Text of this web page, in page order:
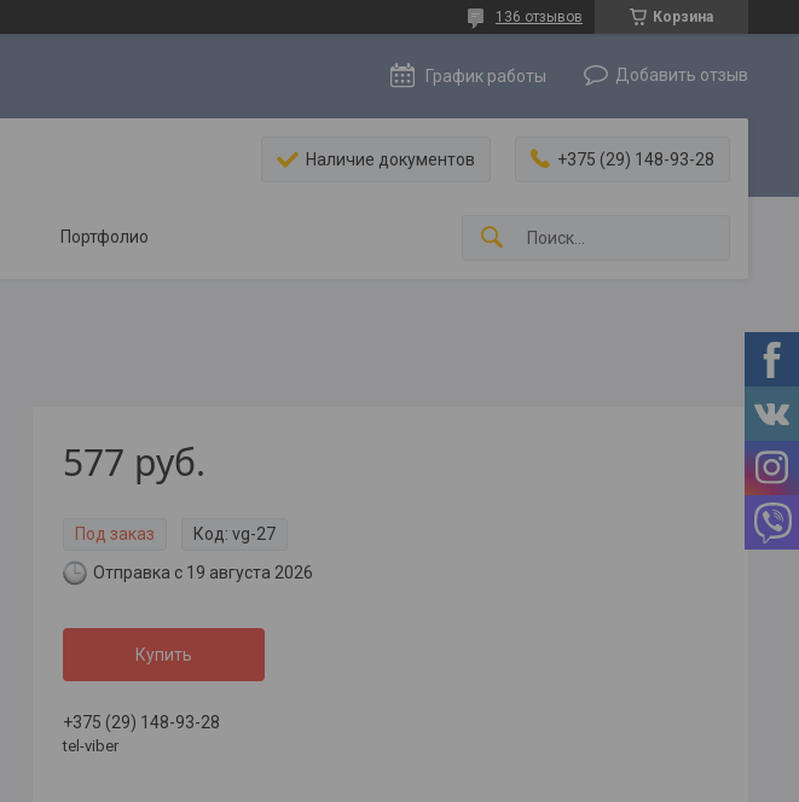
Корзина
136 отзывов
График работы Добавить отзыв
Наличие документов +375 (29) 148-93-28
Портфолио
577 руб.
Под заказ Код: vg-27
Отправка с 19 августа 2026
Купить
+375 (29) 148-93-28
tel-viber